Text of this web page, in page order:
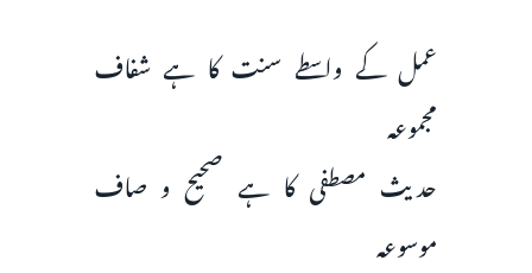
عمل کے واسطے سنت کا ہے شفاف
مجموعہ
حدیث مصطفی کا ہے صحیح و صاف
موسوعہ